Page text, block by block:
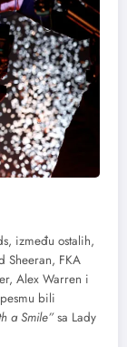
između ostalih,
Sheeran, FKA
Alex Warren i
bili
a Smile”sa Lady